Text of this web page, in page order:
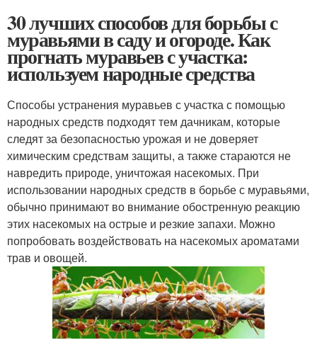
30 лучших способов для борьбы с
муравьями в саду и огороде. Как
прогнать муравьев с участка:
используем народные средства
Способы устранения муравьев с участка с помощью
народных средств подходят тем дачникам, которые
следят за безопасностью урожая и не доверяет
химическим средствам защиты, а также стараются не
навредить природе, уничтожая насекомых. При
использовании народных средств в борьбе с муравьями,
обычно принимают во внимание обостренную реакцию
этих насекомых на острые и резкие запахи. Можно
попробовать воздействовать на насекомых ароматами
трав и овощей.